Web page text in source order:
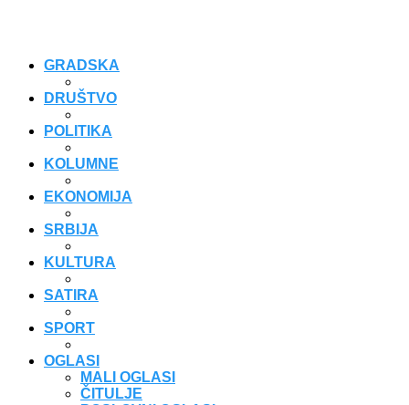
GRADSKA
DRUŠTVO
POLITIKA
KOLUMNE
EKONOMIJA
SRBIJA
KULTURA
SATIRA
SPORT
OGLASI
MALI OGLASI
ČITULJE